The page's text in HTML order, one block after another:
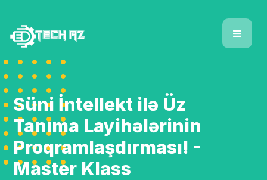
Süni İntellekt ilə Üz
Tanıma Layihələrinin
Proqramlaşdırması! -
Master Klass